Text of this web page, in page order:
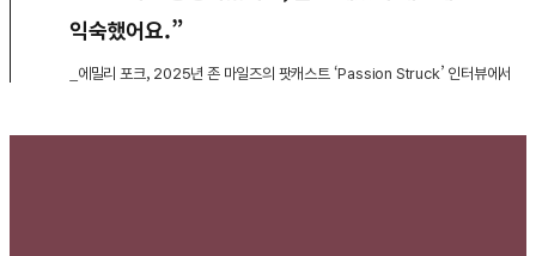
익숙했어요.”
_에밀리 포크, 2025년 존 마일즈의 팟캐스트 ‘Passion Struck’ 인터뷰에서